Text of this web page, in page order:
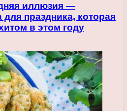
иллюзия —
праздника, которая
в этом году